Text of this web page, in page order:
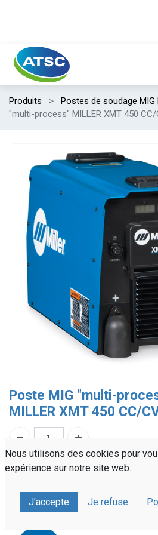
Produits Postes de soudage MIG
"multi-process" MILLER XMT 450 CC/
Poste MIG "multi-
MILLER XMT 450 CC/
Référence : 210130
Nous utilisons des cookies pour
expérience sur notre site web.
J'accepte Je refuse